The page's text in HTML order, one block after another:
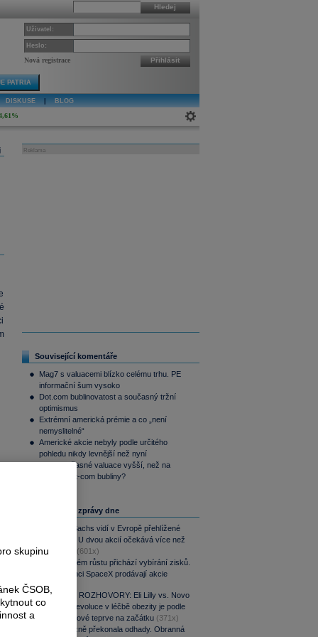
Hledej
Uživatel:
Heslo:
Nová registrace Přihlásit
PATRIA
DISKUSE BLOG
Reklama
Související komentáře
Mag7 s valuacemi blízko celému trhu. PE
informační šum vysoko
Dot.com bublinovatost a současný tržní
optimismus
Extrémní americká prémie a co „není
nemyslitelné“
Americké akcie nebyly podle určitého
pohledu nikdy levnější než nyní
Jsou současné valuace vyšší, než na
vrcholu dot-com bubliny?
Nejčtenější zprávy dne
Goldman Sachs vidí v Evropě přehlížené
příležitosti. U dvou akcií očekává více než
100% růst
(601x)
Po raketovém růstu přichází vybírání zisků.
Zaměstnanci SpaceX prodávají akcie
(587x)
PODCAST ROZHOVORY: Eli Lilly vs. Novo
Nordisk. Revoluce v léčbě obezity je podle
MUDr. Kunové teprve na začátku (371x)
CSG výrazně překonala odhady. Obranná
skupinu
ČSOB,
co
a